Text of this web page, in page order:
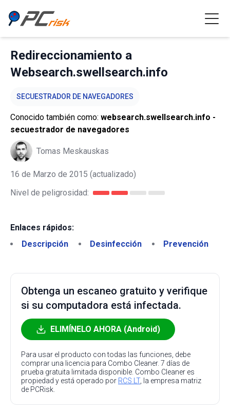
Redireccionamiento a
Websearch.swellsearch.info
SECUESTRADOR DE NAVEGADORES
Conocido también como: websearch.swellsearch.info -
secuestrador de navegadores
Tomas Meskauskas
16 de Marzo de 2015 (actualizado)
Nivel de peligrosidad:
Enlaces rápidos:
Descripción
Desinfección Prevención
Obtenga un escaneo gratuito y verifique
si su computadora está infectada.
ELIMÍNELO AHORA (Android)
Para usar el producto con todas las funciones, debe
comprar una licencia para Combo Cleaner. 7 días de
prueba gratuita limitada disponible. Combo Cleaner es
propiedad y está operado por RCS LT, la empresa matriz
de PCRisk.